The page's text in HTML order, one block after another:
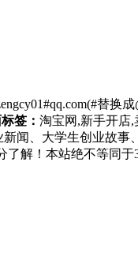
替换成
签： 淘宝网,新手开店,
新闻、大学生创业故
解！本站绝不等同于